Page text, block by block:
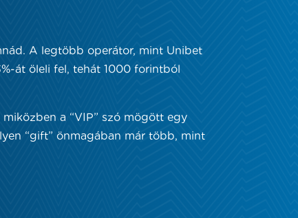
A legtöbb operátor, mint Unibet
át öleli fel, tehát 1000 forintból
a “VIP” szó mögött egy
“gift” önmagában már több, mint